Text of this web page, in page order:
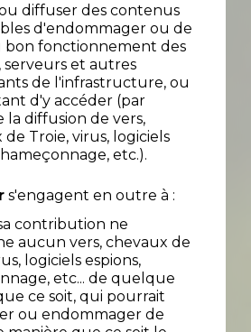
diffuser des contenus
d'endommager ou de
bon fonctionnement des
serveurs et autres
de l'infrastructure, ou
d'y accéder (par
la diffusion de vers,
Troie, virus, logiciels
etc.).
s'engagent en outre à :
contribution ne
aucun vers, chevaux de
logiciels espions,
etc... de quelque
ce soit, qui pourrait
ou endommager de